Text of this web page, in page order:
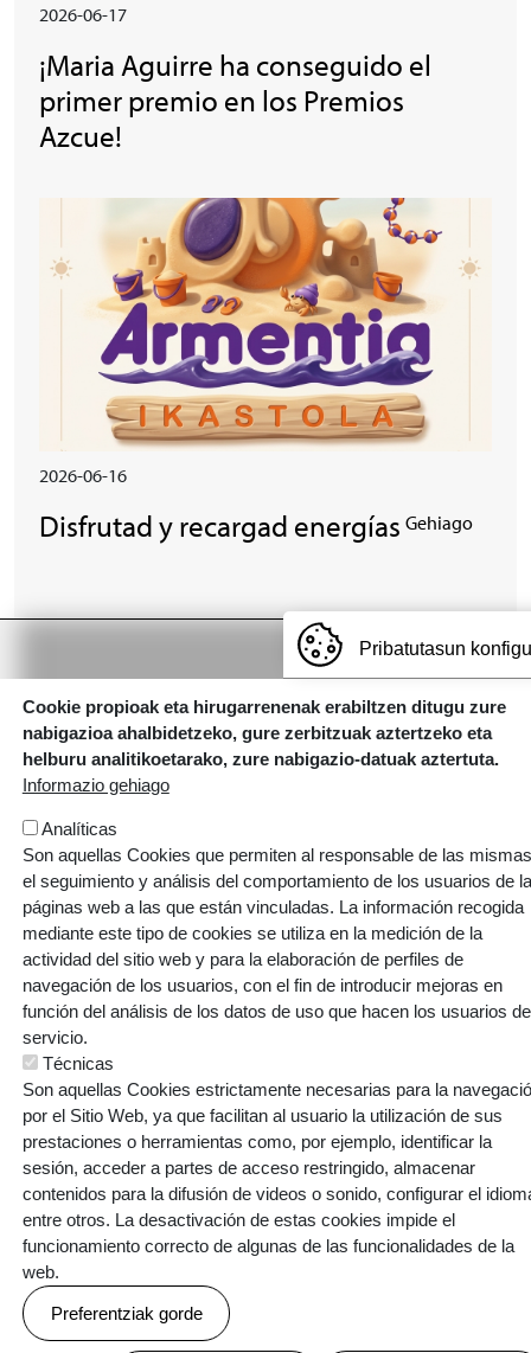
2026-06-17
¡Maria Aguirre ha conseguido el
primer premio en los Premios
Azcue!
2026-06-16
Disfrutad y recargad energías Gehiago
Gaztelako ataria, 101 - 01007 (GASTEIZ)
T: 945 145 445 | E:armentia@ikastola.eus
ORRI-OINA
Contacto Trabaja con nosotros
TESTU-LEGALAK
Política de cookies Política de privacidad
Pribatutasun
Cookie propioak eta hirugarrenenak erabiltzen ditugu zure
nabigazioa ahalbidetzeko, gure zerbitzuak aztertzeko eta
helburu analitikoetarako, zure nabigazio-datuak aztertuta.
Informazio gehiago
Analíticas
Son aquellas Cookies que permiten al responsable de las
el seguimiento y análisis del comportamiento de los usuarios de
páginas web a las que están vinculadas. La información recogida
mediante este tipo de cookies se utiliza en la medición de la
actividad del sitio web y para la elaboración de perfiles de
navegación de los usuarios, con el fin de introducir mejoras en
función del análisis de los datos de uso que hacen los usuarios
servicio.
Técnicas
Son aquellas Cookies estrictamente necesarias para la
por el Sitio Web, ya que facilitan al usuario la utilización de sus
prestaciones o herramientas como, por ejemplo, identificar la
sesión, acceder a partes de acceso restringido, almacenar
contenidos para la difusión de videos o sonido, configurar el
entre otros. La desactivación de estas cookies impide el
funcionamiento correcto de algunas de las funcionalidades de la
web.
Preferentziak gorde